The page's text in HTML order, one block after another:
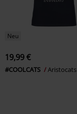
Neu
19,99 €
#COOLCATS Aristocats